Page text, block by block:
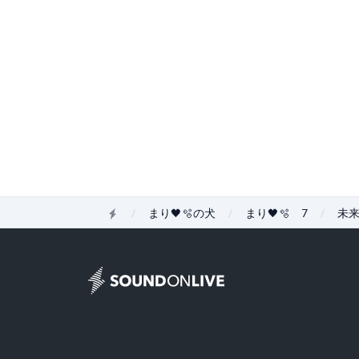
Home まり🖤🫧の犬 まり🖤🫧 7 未